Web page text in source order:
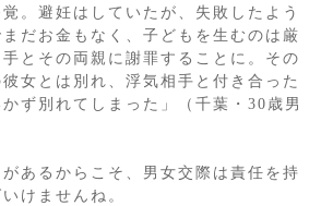
。避妊はしていたが、失敗したよう
だお金もなく、子どもを生むのは厳
とその両親に謝罪することに。その
女とは別れ、浮気相手と付き合った
ず別れてしまった」（千葉・30歳男
あるからこそ、男女交際は責任を持
けませんね。